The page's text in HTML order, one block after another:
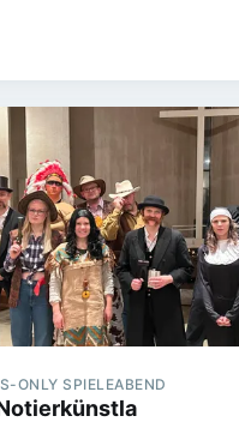
ONLY SPIELEABEND